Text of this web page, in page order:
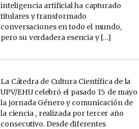
inteligencia artificial ha capturado
titulares y transformado
conversaciones en todo el mundo,
pero su verdadera esencia y […]
La Cátedra de Cultura Científica de la
UPV/EHU celebró el pasado 15 de mayo
la jornada Género y comunicación de
la ciencia , realizada por tercer año
consecutivo. Desde diferentes